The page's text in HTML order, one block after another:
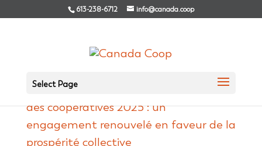
613-238-6712 info@canada.coop
Select Page